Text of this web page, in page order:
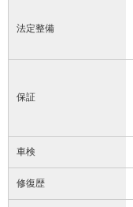
法定整備
保証
車検
修復歴